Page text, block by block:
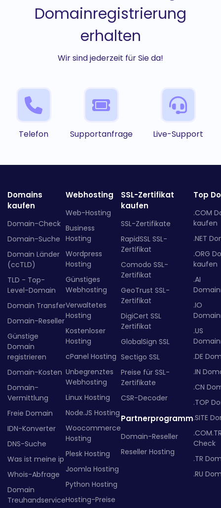
Domainregistrierung
erhalten
Wir sind jederzeit für Sie da!
Telefon Supportanfrage Live-Support
Domains
kaufen
Domain-Check
Domain-Suche
Domain Länder
(ccTLD)
TLD - Top-
Level-Domain
Domain Transfer
Domain-Reseller
Günstige
Domain
registrieren
Domain-Kosten
Domain-
Vermittlung
Freie Domain
IDN-Konverter
DNS-Suche
Was ist meine ip
Whois-Abfrage
Domain
Treuhandservice
Webhosting
Web-Hosting
Business
Hosting
Wordpress
Hosting
Günstiges
Webhosting
Verwaltetes
Hosting
Kostenloser
Hosting
cPanel Hosting
Unbegrenztes
Webhosting
Linux Hosting
Node.JS Hosting
Woocommerce
Hosting
Plesk Hosting
Joomla Hosting
Python Hosting
Hosting-Preise
SSL-Zertifikat
kaufen
SSL-Zertifikate
RapidSSL SSL-
Zertifikat
Comodo SSL-
Zertifikat
GeoTrust SSL-
Zertifikat
DigiCert SSL
Zertifikat
GlobalSign SSL
Sectigo SSL
Preise für SSL-
Zertifikate
CSR-Decoder
Partnerprogramm
Domain-Reseller
Reseller Hosting
Top
.COM
kaufen
.NET
.ORG
kaufen
.AI
.IO
.US
.DE
.IN
.CN
.TOP
.SITE
Check
.TR
.RU